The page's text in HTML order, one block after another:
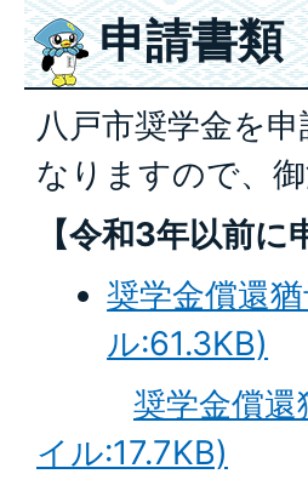
申請書類
八戸市奨学金を
なりますので、御
【令和3年以前に
奨学金償還
ル:61.3KB)
奨学金償
イル:17.7KB)